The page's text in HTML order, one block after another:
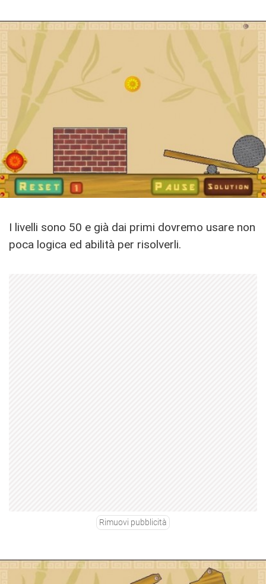
I livelli sono 50 e già dai primi dovremo usare non
poca logica ed abilità per risolverli.
Rimuovi pubblicità